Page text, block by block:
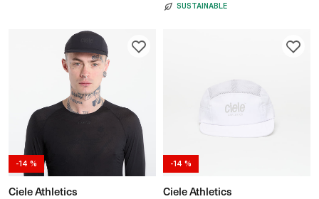
SUSTAINABLE
-14 %
Ciele Athletics
-14 %
Ciele Athletics